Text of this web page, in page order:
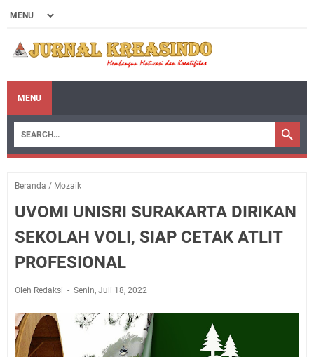
MENU
Beranda / Mozaik
UVOMI UNISRI SURAKARTA DIRIKAN
SEKOLAH VOLI, SIAP CETAK ATLIT
PROFESIONAL
Oleh Redaksi Senin, Juli 18, 2022